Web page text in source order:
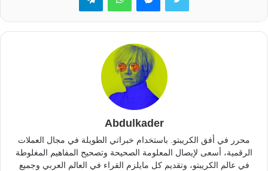
Abdulkader
محرر في أفق الكريبتو. باستخدام خبراتي الطويلة في مجال العملات
الرقمية، أسعى لإيصال المعلومة الصحيحة وتصحيح المفاهيم المغلوطة
في عالم الكريبتو، وتقديم كل مايلزم القراء في العالم العربي وجميع